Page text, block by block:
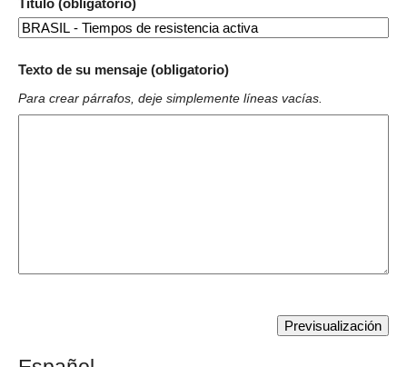
Título (obligatorio)
Texto de su mensaje (obligatorio)
Para crear párrafos, deje simplemente líneas vacías.